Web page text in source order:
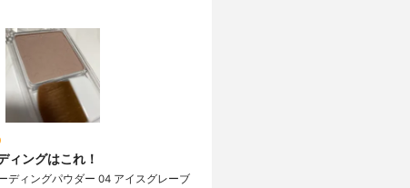
ィングはこれ！
ディングパウダー 04 アイスグレーブ